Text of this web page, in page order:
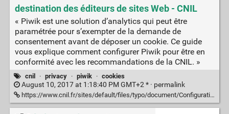
destination des éditeurs de sites Web - CNIL
« Piwik est une solution d’analytics qui peut être
paramétrée pour s’exempter de la demande de
consentement avant de déposer un cookie. Ce guide
vous explique comment configurer Piwik pour être en
conformité avec les recommandations de la CNIL. »
cnil · privacy · piwik · cookies
August 10, 2017 at 1:18:40 PM GMT+2 * · permalink
https://www.cnil.fr/sites/default/files/typo/document/Configuration_piwik.pdf